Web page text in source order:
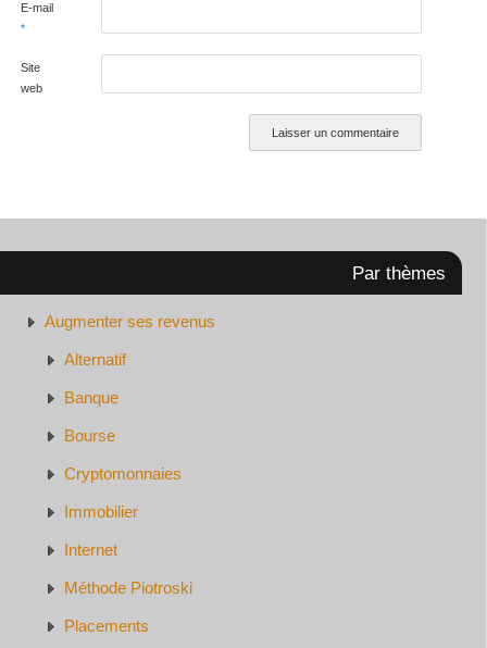
E-mail
*
Site
web
Par thèmes
Augmenter ses revenus
Alternatif
Banque
Bourse
Cryptomonnaies
Immobilier
Internet
Méthode Piotroski
Placements